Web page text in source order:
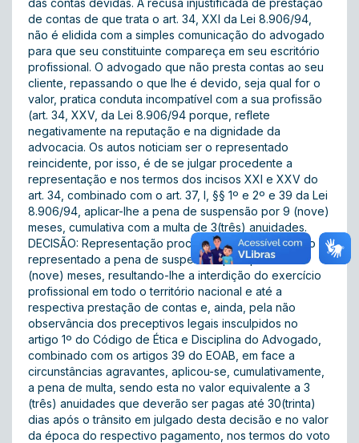
das contas devidas. A recusa injustificada de prestação
de contas de que trata o art. 34, XXI da Lei 8.906/94,
não é elidida com a simples comunicação do advogado
para que seu constituinte compareça em seu escritório
profissional. O advogado que não presta contas ao seu
cliente, repassando o que lhe é devido, seja qual for o
valor, pratica conduta incompatível com a sua profissão
(art. 34, XXV, da Lei 8.906/94 porque, reflete
negativamente na reputação e na dignidade da
advocacia. Os autos noticiam ser o representado
reincidente, por isso, é de se julgar procedente a
representação e nos termos dos incisos XXI e XXV do
art. 34, combinado com o art. 37, I, §§ 1º e 2º e 39 da Lei
8.906/94, aplicar-lhe a pena de suspensão por 9 (nove)
meses, cumulativa com a multa de 3(três) anuidades.
DECISÃO: Representação procedente, para aplicar ao
representado a pena de suspensão pelo prazo de 9
(nove) meses, resultando-lhe a interdição do exercício
profissional em todo o território nacional e até a
respectiva prestação de contas e, ainda, pela não
observância dos preceptivos legais insculpidos no
artigo 1º do Código de Ética e Disciplina do Advogado,
combinado com os artigos 39 do EOAB, em face a
circunstâncias agravantes, aplicou-se, cumulativamente,
a pena de multa, sendo esta no valor equivalente a 3
(três) anuidades que deverão ser pagas até 30(trinta)
dias após o trânsito em julgado desta decisão e no valor
da época do respectivo pagamento, nos termos do voto